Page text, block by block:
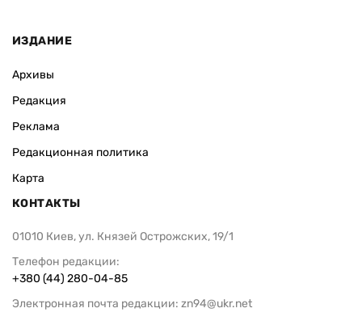
ИЗДАНИЕ
Архивы
Редакция
Реклама
Редакционная политика
Карта
КОНТАКТЫ
01010 Киев, ул. Князей Острожских, 19/1
Телефон редакции:
+380 (44) 280-04-85
Электронная почта редакции: zn94@ukr.net